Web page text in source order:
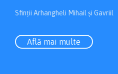
Sfinții Arhangheli Mihail și Gavriil
Află mai multe